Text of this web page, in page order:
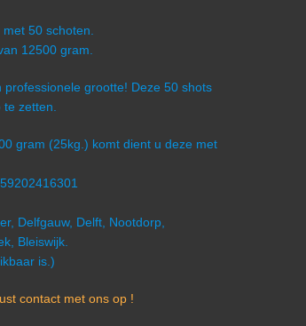
50 schoten.
12500 gram.
grootte! Deze 50 shots
te zetten.
gram (25kg.) komt dient u deze met
Delfgauw, Delft, Nootdorp,
Bleiswijk.
is.)
contact met ons op !